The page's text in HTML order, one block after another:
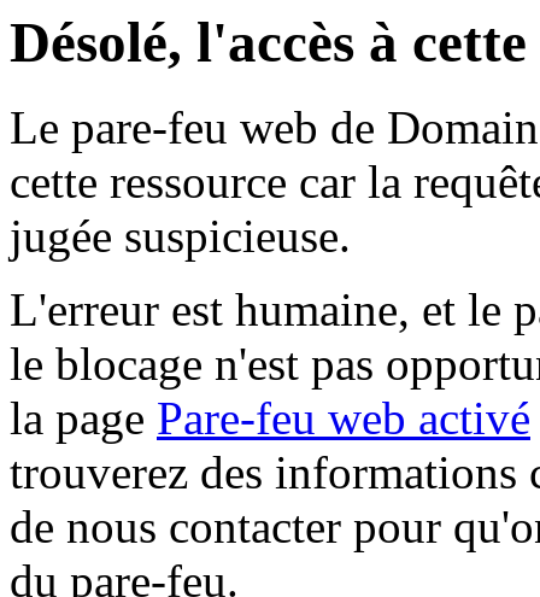
Désolé, l'accès à
Le pare-feu web de
cette ressource car la
jugée suspicieuse.
L'erreur est humaine, et le
le blocage n'est pas
la page Pare-feu web activé
trouverez des informations
de nous contacter pour
du pare-feu.